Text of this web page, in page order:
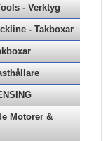
- Verktyg
- Takboxar
Motorer &